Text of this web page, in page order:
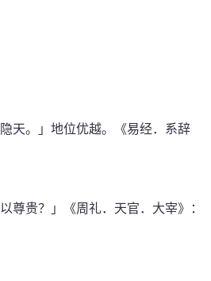
天。」地位优越。《易经．系辞
贵？」《周礼．天官．大宰》：